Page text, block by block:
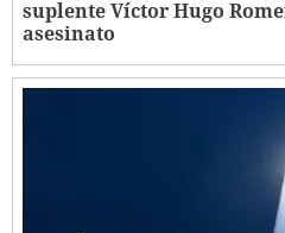
suplente Víctor Hugo
asesinato